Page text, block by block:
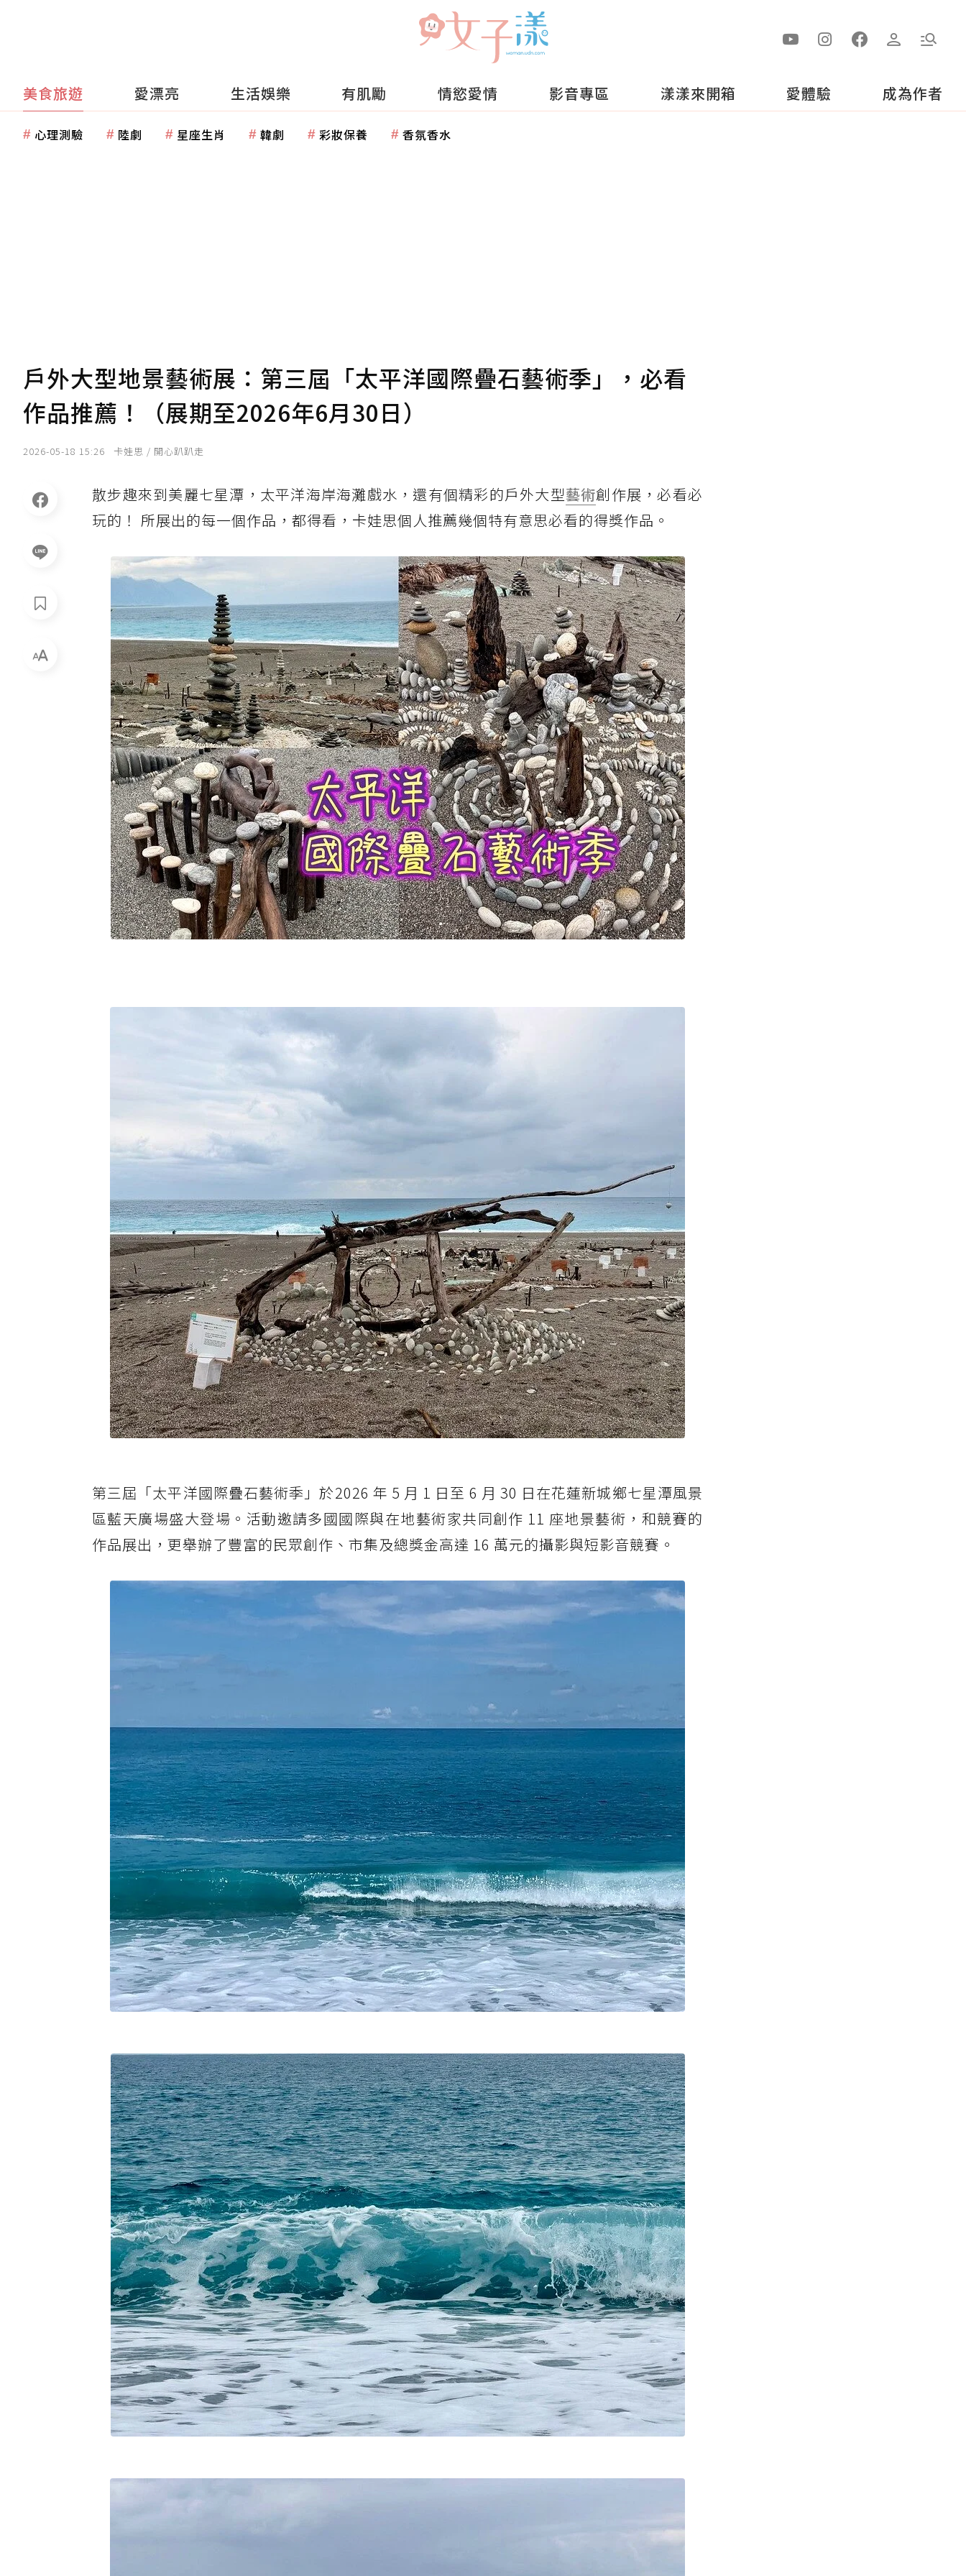
美食旅遊 愛漂亮 生活娛樂 有肌勵 情慾愛情 影音專區 漾漾來開箱 愛體驗 成為作者
心理測驗 陸劇 星座生肖 韓劇 彩妝保養 香氛香水
戶外大型地景藝術展：第三屆「太平洋國際疊石藝術季」，必看
作品推薦！（展期至2026年6月30日）
2026-05-18 15:26 卡娃思 / 開心趴趴走
散步趣來到美麗七星潭，太平洋海岸海灘戲水，還有個精彩的戶外大型藝術創作展，必看必
玩的！ 所展出的每一個作品，都得看，卡娃思個人推薦幾個特有意思必看的得獎作品。
第三屆「太平洋國際疊石藝術季」於2026 年 5 月 1 日至 6 月 30 日在花蓮新城鄉七星潭風景
區藍天廣場盛大登場。活動邀請多國國際與在地藝術家共同創作 11 座地景藝術，和競賽的
作品展出，更舉辦了豐富的民眾創作、市集及總獎金高達 16 萬元的攝影與短影音競賽。